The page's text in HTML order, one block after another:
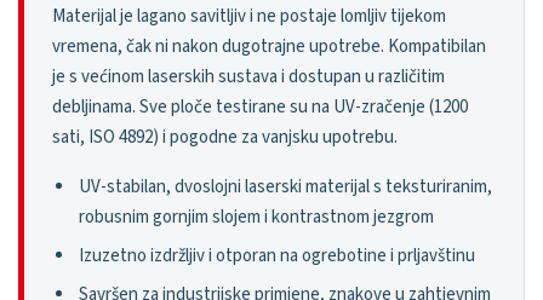
Materijal je lagano savitljiv i ne postaje lomljiv tijekom
vremena, čak ni nakon dugotrajne upotrebe. Kompatibilan
je s većinom laserskih sustava i dostupan u različitim
debljinama. Sve ploče testirane su na UV-zračenje (1200
sati, ISO 4892) i pogodne za vanjsku upotrebu.
UV-stabilan, dvoslojni laserski materijal s teksturiranim,
robusnim gornjim slojem i kontrastnom jezgrom
Izuzetno izdržljiv i otporan na ogrebotine i prljavštinu
Savršen za industrijske primjene, znakove u zahtjevnim